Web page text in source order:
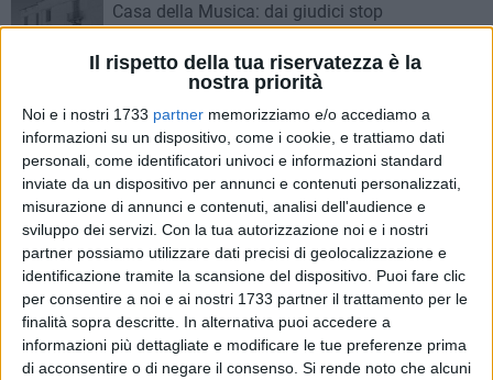
Il rispetto della tua riservatezza è la
nostra priorità
Noi e i nostri 1733 partner memorizziamo e/o accediamo a
informazioni su un dispositivo, come i cookie, e trattiamo dati
personali, come identificatori univoci e informazioni standard
inviate da un dispositivo per annunci e contenuti personalizzati,
misurazione di annunci e contenuti, analisi dell'audience e
sviluppo dei servizi. Con la tua autorizzazione noi e i nostri
partner possiamo utilizzare dati precisi di geolocalizzazione e
identificazione tramite la scansione del dispositivo. Puoi fare clic
per consentire a noi e ai nostri 1733 partner il trattamento per le
finalità sopra descritte. In alternativa puoi accedere a
informazioni più dettagliate e modificare le tue preferenze prima
di acconsentire o di negare il consenso. Si rende noto che alcuni
Casa della Musica: dai giudici stop
all'amministrazione comunale
MOLFETTA - 12 GENNAIO 2016
Ai domiciliari il re del contrabbando
MOLFETTA - 11 GENNAIO 2016
Tenta di rubare un'auto, arrestato
MOLFETTA - 10 GENNAIO 2016
Minacciò il coordinatore del “Liberatorio
Politico”, rinviato a giudizio